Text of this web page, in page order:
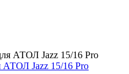
АТОЛ Jazz 15/16 Pro